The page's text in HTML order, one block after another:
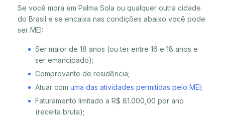
Se você mora em Palma Sola ou qualquer outra cidade
do Brasil e se encaixa nas condições abaixo você pode
ser MEI:
Ser maior de 18 anos (ou ter entre 16 e 18 anos e
ser emancipado);
Comprovante de residência;
Atuar com uma das atividades permitidas pelo MEI;
Faturamento limitado a R$ 81.000,00 por ano
(receita bruta);